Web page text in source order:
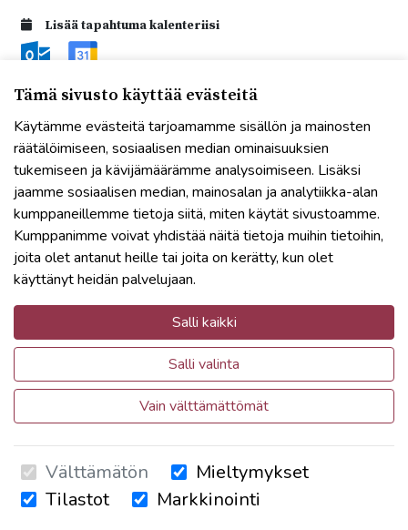
Lisää tapahtuma kalenteriisi
Tapahtumapaikka
Etäkoulutus
Lisätiedot
YritysAkatemia | Yrittäjien Koulutuskeskus Oy
09 696 2950
info@yritysakatemia.fi
Ruoholahdenkatu 14, 00180 Helsinki
Tämä sivusto käyttää evästeitä
Käytämme evästeitä tarjoamamme sisällön ja mainosten
räätälöimiseen, sosiaalisen median ominaisuuksien
tukemiseen ja kävijämäärämme analysoimiseen. Lisäksi
jaamme sosiaalisen median, mainosalan ja analytiikka-alan
kumppaneillemme tietoja siitä, miten käytät sivustoamme.
Kumppanimme voivat yhdistää näitä tietoja muihin tietoihin,
joita olet antanut heille tai joita on kerätty, kun olet
käyttänyt heidän palvelujaan.
Salli kaikki
Salli valinta
Vain välttämättömät
Välttämätön
Mieltymykset
Tilastot
Markkinointi
Powered by Eventilla